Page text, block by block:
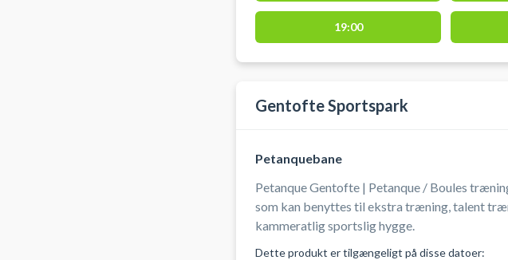
at spille en time, bookes der to tider.
19:00
Gentofte Sportspark
Petanquebane
Petanque Gentofte | Petanque / Boules
som kan benyttes til ekstra træning, talent
kammeratlig sportslig hygge.
Dette produkt er tilgængeligt på disse datoer: